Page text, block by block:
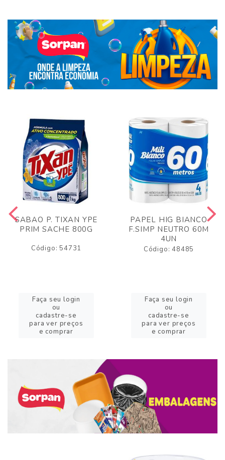
SABAO P. TIXAN YPE
PRIM SACHE 800G
Código: 54731
Faça seu login
ou
cadastre-se
para ver preços
e comprar
PAPEL HIG BIANCO
F.SIMP NEUTRO 60M
4UN
Código: 48485
Faça seu login
ou
cadastre-se
para ver preços
e comprar